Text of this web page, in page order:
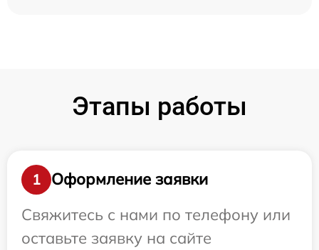
Этапы работы
1
Оформление заявки
Свяжитесь с нами по телефону или
оставьте заявку на сайте